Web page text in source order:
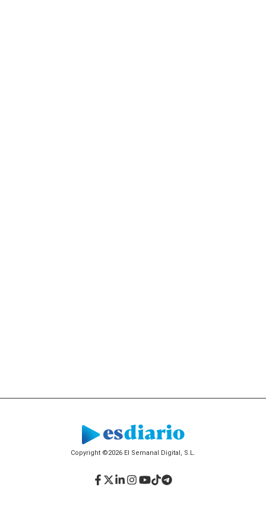
Copyright ©2026 El Semanal Digital, S.L.
Facebook
Twitter
LinkedIn
Instagram
YouTube
TikTok
Telegram